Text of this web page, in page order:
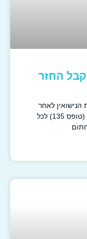
לקבל החזר
לאחר
גירושין דורשת הגשת דוחות מס אישיים (טופס 135) לכל